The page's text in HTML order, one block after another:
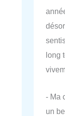
long
- Ma
un